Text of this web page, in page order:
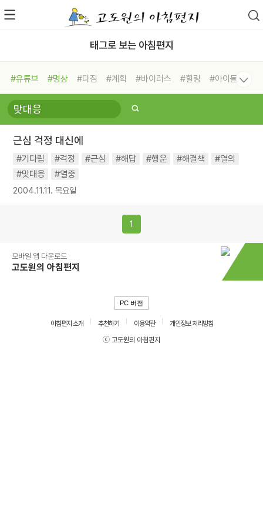
태그로 보는 아침편지
#유튜브 #명상 #다짐 #계획 #바이러스 #힐링
#아이들
#비전캠프
#독서캠프 #삶
#희망
#나눔 #친구 #링컨학교
#독서
#건강 #면역력
근심 걱정 대신에
#기다림 #걱정 #근심 #해답 #행운 #해결책
#열의
#맞대응
#열중
2004.11.11. 목요일
1
모바일 앱 다운로드
고도원의 아침편지
PC 버전
아침편지 소개 추천하기 이용약관
개인정보 처리방침
ⓒ 고도원의 아침편지